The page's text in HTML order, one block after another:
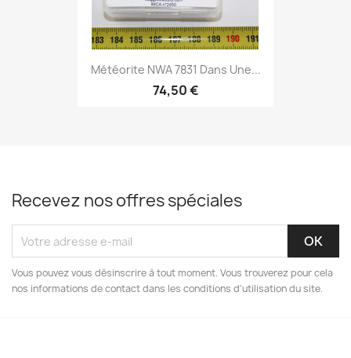
Météorite NWA 7831 Dans Une...
74,50 €
Recevez nos offres spéciales
Vous pouvez vous désinscrire à tout moment. Vous trouverez pour cela
nos informations de contact dans les conditions d'utilisation du site.